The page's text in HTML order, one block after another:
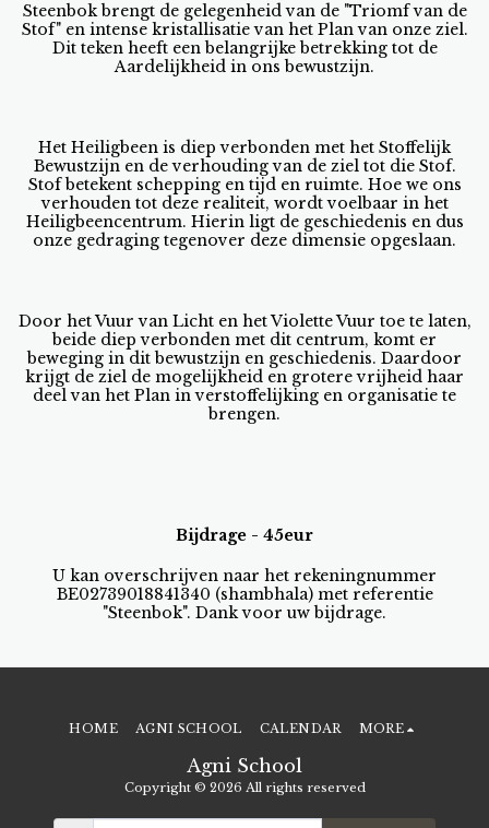
Steenbok brengt de gelegenheid van de "Triomf van de
Stof" en intense kristallisatie van het Plan van onze ziel.
Dit teken heeft een belangrijke betrekking tot de
Aardelijkheid in ons bewustzijn.
Het Heiligbeen is diep verbonden met het Stoffelijk
Bewustzijn en de verhouding van de ziel tot die Stof.
Stof betekent schepping en tijd en ruimte. Hoe we ons
verhouden tot deze realiteit, wordt voelbaar in het
Heiligbeencentrum. Hierin ligt de geschiedenis en dus
onze gedraging tegenover deze dimensie opgeslaan.
Door het Vuur van Licht en het Violette Vuur toe te laten,
beide diep verbonden met dit centrum, komt er
beweging in dit bewustzijn en geschiedenis. Daardoor
krijgt de ziel de mogelijkheid en grotere vrijheid haar
deel van het Plan in verstoffelijking en organisatie te
brengen.
Bijdrage - 45eur
U kan overschrijven naar het rekeningnummer
BE02739018841340 (shambhala) met referentie
"Steenbok". Dank voor uw bijdrage.
Agni School
Copyright © 2026 All rights reserved
HOME AGNI SCHOOL CALENDAR MORE